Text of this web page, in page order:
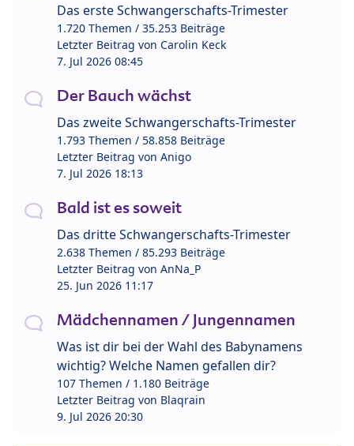
Das erste Schwangerschafts-Trimester
1.720 Themen / 35.253 Beiträge
Letzter Beitrag von Carolin Keck
7. Jul 2026 08:45
Der Bauch wächst
Das zweite Schwangerschafts-Trimester
1.793 Themen / 58.858 Beiträge
Letzter Beitrag von Anigo
7. Jul 2026 18:13
Bald ist es soweit
Das dritte Schwangerschafts-Trimester
2.638 Themen / 85.293 Beiträge
Letzter Beitrag von AnNa_P
25. Jun 2026 11:17
Mädchennamen / Jungennamen
Was ist dir bei der Wahl des Babynamens
wichtig? Welche Namen gefallen dir?
107 Themen / 1.180 Beiträge
Letzter Beitrag von Blaqrain
9. Jul 2026 20:30